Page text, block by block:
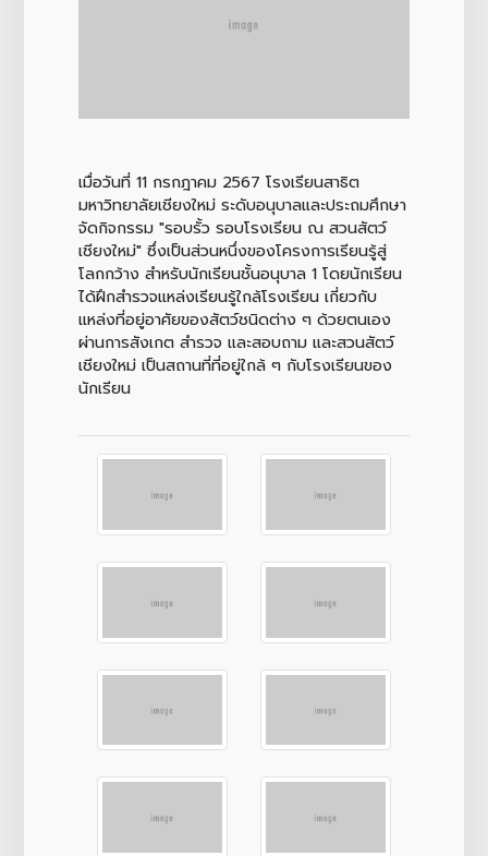
เมื่อวันที่ 11 กรกฎาคม 2567 โรงเรียนสาธิต
มหาวิทยาลัยเชียงใหม่ ระดับอนุบาลและประถมศึกษา
จัดกิจกรรม "รอบรั้ว รอบโรงเรียน ณ สวนสัตว์
เชียงใหม่" ซึ่งเป็นส่วนหนึ่งของโครงการเรียนรู้สู่
โลกกว้าง สำหรับนักเรียนชั้นอนุบาล 1 โดยนักเรียน
ได้ฝึกสำรวจแหล่งเรียนรู้ใกล้โรงเรียน เกี่ยวกับ
แหล่งที่อยู่อาศัยของสัตว์ชนิดต่าง ๆ ด้วยตนเอง
ผ่านการสังเกต สำรวจ และสอบถาม และสวนสัตว์
เชียงใหม่ เป็นสถานที่ที่อยู่ใกล้ ๆ กับโรงเรียนของ
นักเรียน